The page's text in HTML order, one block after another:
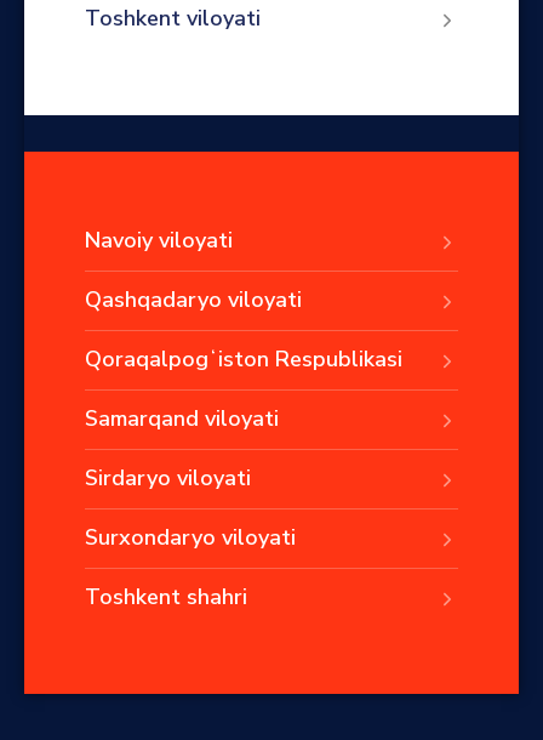
Toshkent viloyati
Navoiy viloyati
Qashqadaryo viloyati
Qoraqalpogʻiston Respublikasi
Samarqand viloyati
Sirdaryo viloyati
Surxondaryo viloyati
Toshkent shahri